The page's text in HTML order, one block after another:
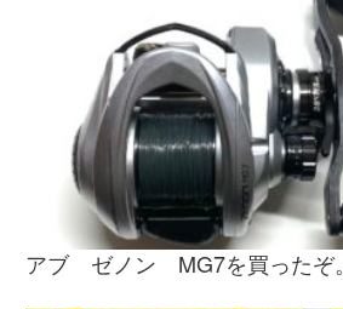
アブ ゼノン MG7を買ったぞ。